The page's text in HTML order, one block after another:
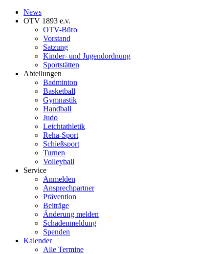
News
OTV 1893 e.v.
OTV-Büro
Vorstand
Satzung
Kinder- und Jugendordnung
Sportstätten
Abteilungen
Badminton
Basketball
Gymnastik
Handball
Judo
Leichtathletik
Reha-Sport
Schießsport
Turnen
Volleyball
Service
Anmelden
Ansprechpartner
Prävention
Beiträge
Änderung melden
Schadenmeldung
Spenden
Kalender
Alle Termine